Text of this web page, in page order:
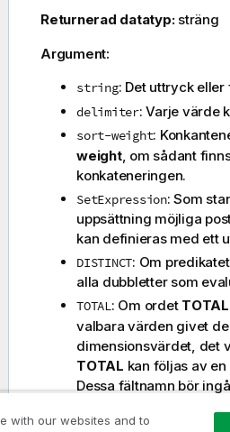
Returnerad datatyp: sträng
Argument:
string: Det uttryck eller
delimiter: Varje värde
sort-weight:
weight, om sådant
konkateneringen.
SetExpression: Som
uppsättning möjliga
kan definieras med ett
DISTINCT: Om predikatet
alla dubbletter som
TOTAL: Om ordet TOTAL
valbara värden givet
dimensionsvärdet, det
TOTAL kan följas av
Dessa fältnamn bör
Definiera
with our websites and to